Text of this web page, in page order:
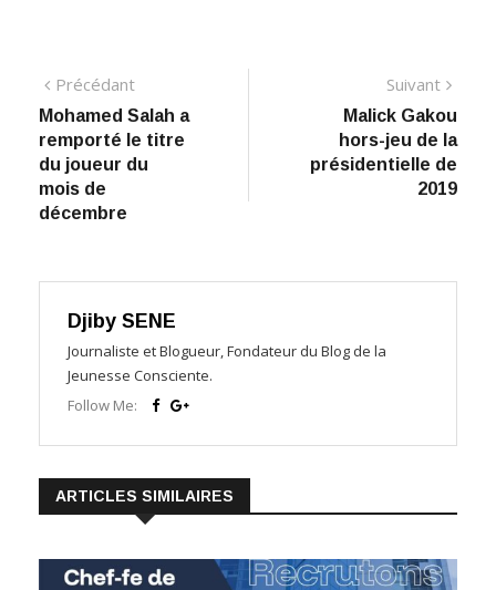
Navigation
de
l’article
PrécédantPrécédant:
Mohamed Salah a
remporté le titre
du joueur du
mois de
décembre
Suivant
Malick Gakou
hors-jeu de la
présidentielle de
2019
Djiby SENE
Journaliste et Blogueur, Fondateur du Blog de la
Jeunesse Consciente.
Follow Me:
ARTICLES SIMILAIRES